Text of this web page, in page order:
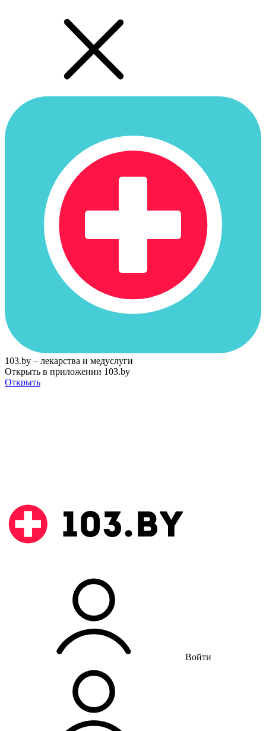
103.by – лекарства и медуслуги
Открыть в приложении 103.by
Открыть
Войти